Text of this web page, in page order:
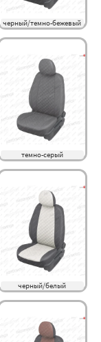
черный/темно-бежевый
темно-серый
черный/белый